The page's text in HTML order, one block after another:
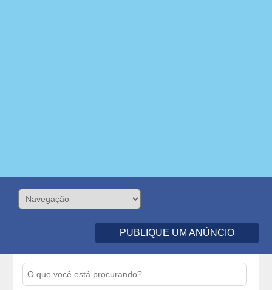
PUBLIQUE UM ANÚNCIO